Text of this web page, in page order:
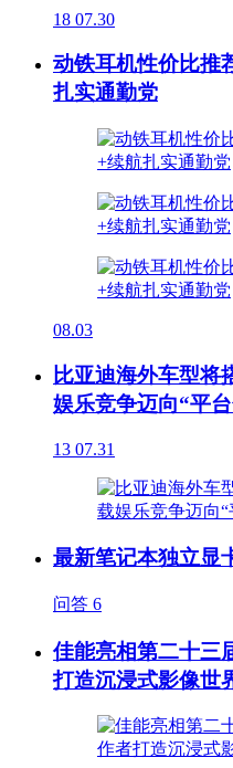
18 07.30
动铁耳机性价比推
扎实通勤党
08.03
比亚迪海外车型将
娱乐竞争迈向“平
13 07.31
最新笔记本独立显
问答 6
佳能亮相第二十三
打造沉浸式影像世